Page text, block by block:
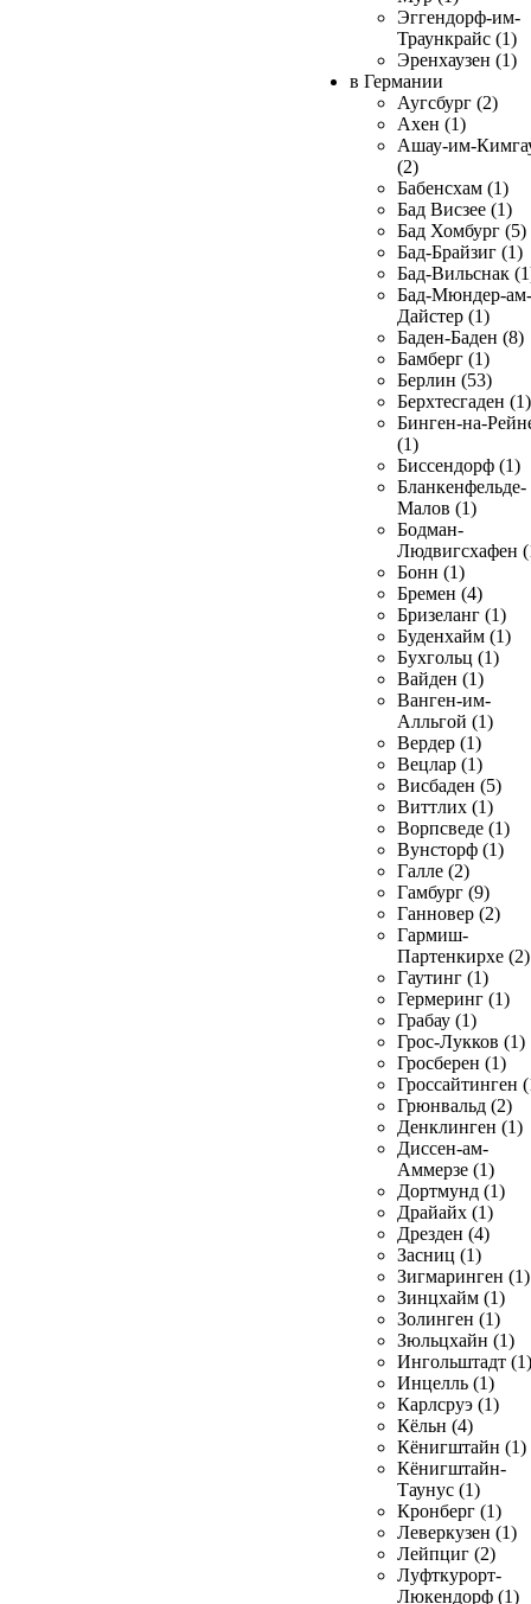
Эггендорф-им-
Траункрайс (1)
Эренхаузен (1)
в Германии
Аугсбург (2)
Ахен (1)
Ашау-им-
(2)
Бабенсхам (1)
Бад Висзее (1)
Бад Хомбург (5)
Бад-Брайзиг (1)
Бад-Вильснак
Бад-Мюндер-ам-
Дайстер (1)
Баден-Баден (8)
Бамберг (1)
Берлин (53)
Берхтесгаден (1)
Бинген-на-
(1)
Биссендорф (1)
Бланкенфельде-
Малов (1)
Бодман-
Людвигсхафен
Бонн (1)
Бремен (4)
Бризеланг (1)
Буденхайм (1)
Бухгольц (1)
Вайден (1)
Ванген-им-
Алльгой (1)
Вердер (1)
Вецлар (1)
Висбаден (5)
Виттлих (1)
Ворпсведе (1)
Вунсторф (1)
Галле (2)
Гамбург (9)
Ганновер (2)
Гармиш-
Партенкирхе (2)
Гаутинг (1)
Гермеринг (1)
Грабау (1)
Грос-Лукков (1)
Гросберен (1)
Гроссайтинген
Грюнвальд (2)
Денклинген (1)
Диссен-ам-
Аммерзе (1)
Дортмунд (1)
Драйайх (1)
Дрезден (4)
Засниц (1)
Зигмаринген (1)
Зинцхайм (1)
Золинген (1)
Зюльцхайн (1)
Ингольштадт (1)
Инцелль (1)
Карлсруэ (1)
Кёльн (4)
Кёнигштайн (1)
Кёнигштайн-
Таунус (1)
Кронберг (1)
Леверкузен (1)
Лейпциг (2)
Луфткурорт-
Люкендорф (1)